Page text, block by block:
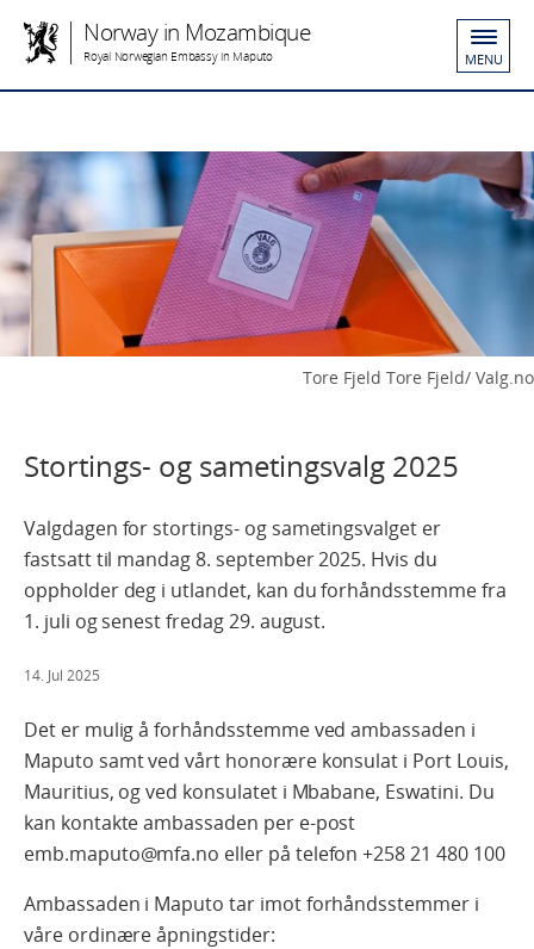
Norway in Mozambique
Royal Norwegian Embassy in Maputo MENU
Tore Fjeld Tore Fjeld/ Valg.no
Stortings- og sametingsvalg 2025
Valgdagen for stortings- og sametingsvalget er
fastsatt til mandag 8. september 2025. Hvis du
oppholder deg i utlandet, kan du forhåndsstemme fra
1. juli og senest fredag 29. august.
14. Jul 2025
Det er mulig å forhåndsstemme ved ambassaden i
Maputo samt ved vårt honorære konsulat i Port Louis,
Mauritius, og ved konsulatet i Mbabane, Eswatini. Du
kan kontakte ambassaden per e-post
emb.maputo@mfa.no eller på telefon +258 21 480 100
Ambassaden i Maputo tar imot forhåndsstemmer i
våre ordinære åpningstider: